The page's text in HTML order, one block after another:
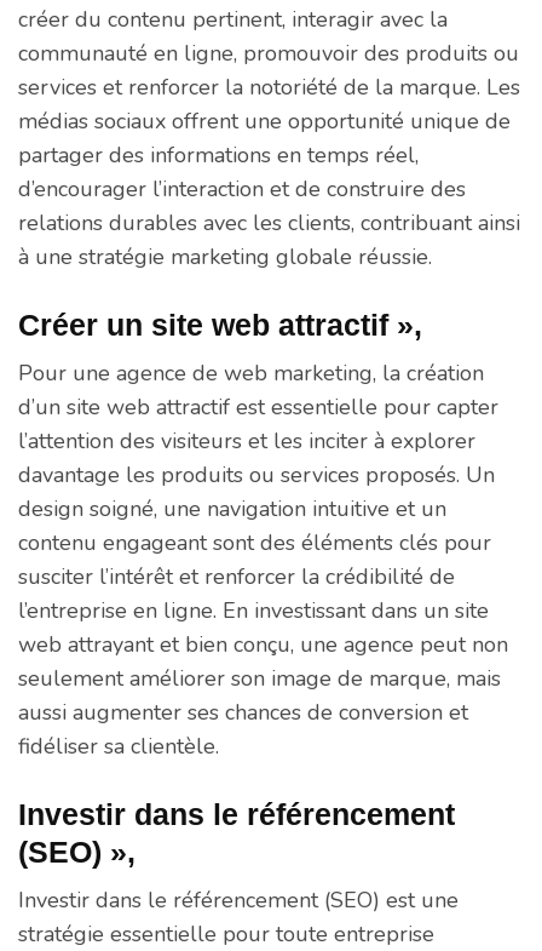
créer du contenu pertinent, interagir avec la
communauté en ligne, promouvoir des produits ou
services et renforcer la notoriété de la marque. Les
médias sociaux offrent une opportunité unique de
partager des informations en temps réel,
d’encourager l’interaction et de construire des
relations durables avec les clients, contribuant ainsi
à une stratégie marketing globale réussie.
Créer un site web attractif »,
Pour une agence de web marketing, la création
d’un site web attractif est essentielle pour capter
l’attention des visiteurs et les inciter à explorer
davantage les produits ou services proposés. Un
design soigné, une navigation intuitive et un
contenu engageant sont des éléments clés pour
susciter l’intérêt et renforcer la crédibilité de
l’entreprise en ligne. En investissant dans un site
web attrayant et bien conçu, une agence peut non
seulement améliorer son image de marque, mais
aussi augmenter ses chances de conversion et
fidéliser sa clientèle.
Investir dans le référencement
(SEO) »,
Investir dans le référencement (SEO) est une
stratégie essentielle pour toute entreprise